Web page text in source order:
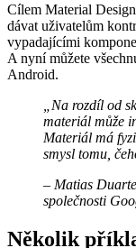
Cílem Material
dávat uživatelům
vypadajícími
A nyní můžete
Android.
„Na rozdíl od
materiál může
Materiál má
smysl tomu,
– Matias
společnosti
Několik